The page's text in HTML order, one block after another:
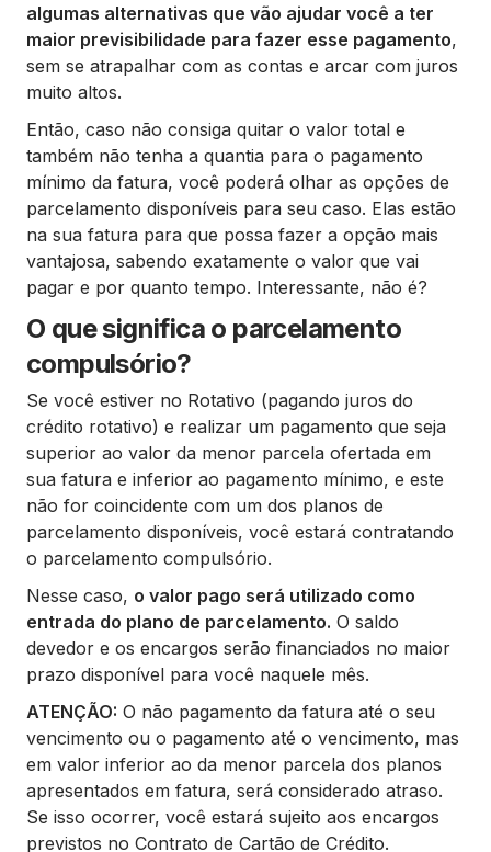
algumas alternativas que vão ajudar você a ter
maior previsibilidade para fazer esse pagamento,
sem se atrapalhar com as contas e arcar com juros
muito altos.
Então, caso não consiga quitar o valor total e
também não tenha a quantia para o pagamento
mínimo da fatura, você poderá olhar as opções de
parcelamento disponíveis para seu caso. Elas estão
na sua fatura para que possa fazer a opção mais
vantajosa, sabendo exatamente o valor que vai
pagar e por quanto tempo. Interessante, não é?
O que significa o parcelamento
compulsório?
Se você estiver no Rotativo (pagando juros do
crédito rotativo) e realizar um pagamento que seja
superior ao valor da menor parcela ofertada em
sua fatura e inferior ao pagamento mínimo, e este
não for coincidente com um dos planos de
parcelamento disponíveis, você estará contratando
o parcelamento compulsório.
Nesse caso, o valor pago será utilizado como
entrada do plano de parcelamento. O saldo
devedor e os encargos serão financiados no maior
prazo disponível para você naquele mês.
ATENÇÃO: O não pagamento da fatura até o seu
vencimento ou o pagamento até o vencimento, mas
em valor inferior ao da menor parcela dos planos
apresentados em fatura, será considerado atraso.
Se isso ocorrer, você estará sujeito aos encargos
previstos no Contrato de Cartão de Crédito.